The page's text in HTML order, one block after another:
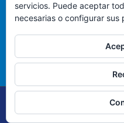
Teléfono +34 986.822.583
© Copyright 2019 Peixes Vimar -
Cookies
servicios. Puede aceptar
necesarias o configurar sus